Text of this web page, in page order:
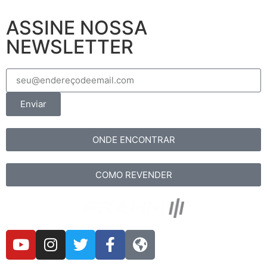
ASSINE NOSSA
NEWSLETTER
Enviar
ONDE ENCONTRAR
COMO REVENDER